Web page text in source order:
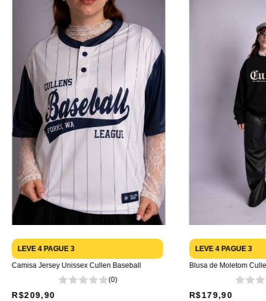
LEVE 4 PAGUE 3
Camisa Jersey Unissex Cullen Baseball
(0)
R$209,90
LEVE 4 PAGUE 3
Blusa de Moletom
R$179,90